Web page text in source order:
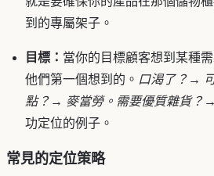
到的專屬架子。
目標： 當你的目標顧客想到某種
他們第一個想到的。 口渴了？→
點？→ 麥當勞。需要優質雜貨？→
功定位的例子。
常見的定位策略